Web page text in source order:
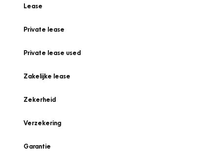
Lease
Private lease
Private lease used
Zakelijke lease
Zekerheid
Verzekering
Garantie